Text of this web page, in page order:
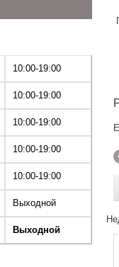
10:00-19:00
10:00-19:00
10:00-19:00
10:00-19:00
10:00-19:00
Выходной
Выходной